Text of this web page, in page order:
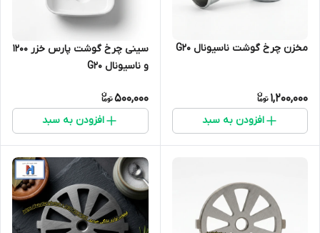
مخزن چرخ گوشت ناسیونال G20
1,200,000
افزودن به سبد
سینی چرخ گوشت پارس خزر 1200
و ناسیونال G20
500,000
افزودن به سبد